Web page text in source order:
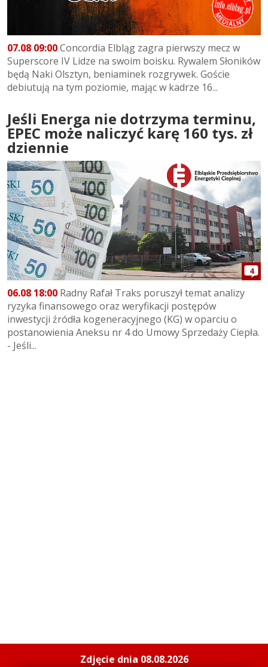
07.08 09:00Concordia Elbląg zagra pierwszy mecz w
Superscore IV Lidze na swoim boisku. Rywalem Słoników
będą Naki Olsztyn, beniaminek rozgrywek. Goście
debiutują na tym poziomie, mając w kadrze 16...
Jeśli Energa nie dotrzyma terminu,
EPEC może naliczyć karę 160 tys. zł
dziennie
4
06.08 18:00 Radny Rafał Traks poruszył temat analizy
ryzyka finansowego oraz weryfikacji postępów
inwestycji źródła kogeneracyjnego (KG) w oparciu o
postanowienia Aneksu nr 4 do Umowy Sprzedaży Ciepła.
- Jeśli...
Zdjęcie dnia 08.08.2026